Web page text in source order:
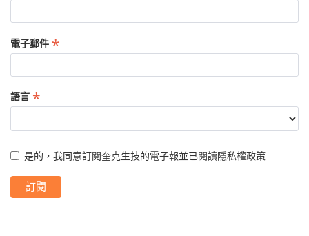
電子郵件 *
語言 *
是的，我同意訂閱奎克生技的電子報並已閱讀隱私權政策